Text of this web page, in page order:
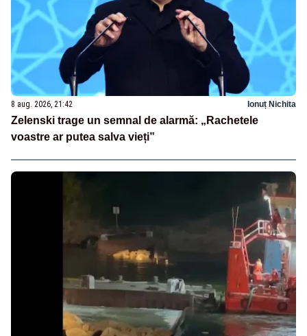
8 aug. 2026, 21:42 Ionuț Nichita
Zelenski trage un semnal de alarmă: „Rachetele
voastre ar putea salva vieți”